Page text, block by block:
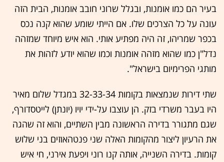
בעיר הם כמו אומנות, ובגלל שרוני חובב אומנות, הבית הזה
עונה על כל הצרכים שלו. אם הייתי שומע שהוא קנה נכס
בכפר שמריהו, זה היה מפתיע אותי. הוא איש מיוחד שמזהה
נדל"ן כמו שהוא מזהה אומנות וכמו שהוא יודע לזהות את
מותגי הפרימיום בישראל".
שתי דירות שנמצאות בקומות 32-33-34 במגדל שלום מאיר
היו בעבר משרדי בזק. הן עוצבו על-ידי יויו (יונתן) לייטסדורף,
שגם מתגורר בדירה הראשונה מבין השתיים, והוא זה שהגה
את הרעיון ליצור מהקומות האלה שני פנטהאוזים בני שלוש
קומות. בדירה השנייה, אותה קנו רוני ויפעת אירני, חי איש